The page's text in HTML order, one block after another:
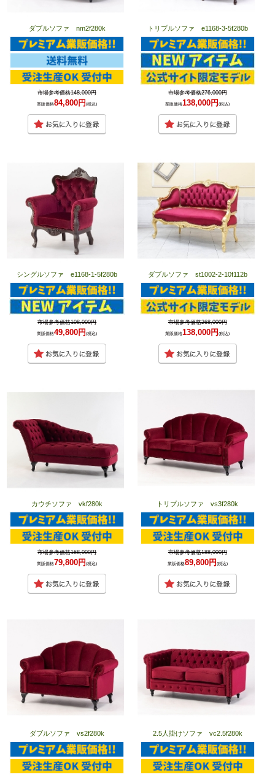
ダブルソファ nm2f280k
市場参考価格148,000円
業販価格84,800円(税込)
トリプルソファ e1168-3-5f280b
市場参考価格276,000円
業販価格138,000円(税込)
シングルソファ e1168-1-5f280b
市場参考価格108,000円
業販価格49,800円(税込)
ダブルソファ st1002-2-10f112b
市場参考価格268,000円
業販価格138,000円(税込)
カウチソファ vkf280k
市場参考価格168,000円
業販価格79,800円(税込)
トリプルソファ vs3f280k
市場参考価格188,000円
業販価格89,800円(税込)
ダブルソファ vs2f280k 2.5人掛けソファ vc2.5f280k